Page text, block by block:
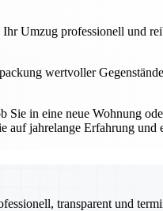
Umzug professionell und
wertvoller
in eine neue Wohnung
auf jahrelange Erfahrung und
transparent und